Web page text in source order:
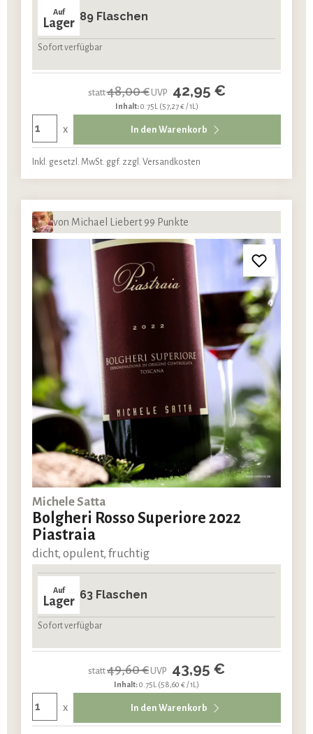
Auf
Lager 89 Flaschen
Sofort verfügbar
statt48,00 €UVP 42,95 €
Inhalt:0.75L (57,27 € / 1L)
x In den Warenkorb
Inkl. gesetzl. MwSt. ggf. zzgl. Versandkosten
von Michael Liebert 99 Punkte
Michele Satta
Bolgheri Rosso Superiore 2022
Piastraia
dicht, opulent, fruchtig
Auf
Lager 63 Flaschen
Sofort verfügbar
statt49,60 €UVP 43,95 €
Inhalt:0.75L (58,60 € / 1L)
x In den Warenkorb